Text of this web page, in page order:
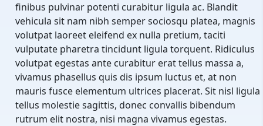
finibus pulvinar potenti curabitur ligula ac. Blandit
vehicula sit nam nibh semper sociosqu platea, magnis
volutpat laoreet eleifend ex nulla pretium, taciti
vulputate pharetra tincidunt ligula torquent. Ridiculus
volutpat egestas ante curabitur erat tellus massa a,
vivamus phasellus quis dis ipsum luctus et, at non
mauris fusce elementum ultrices placerat. Sit nisl ligula
tellus molestie sagittis, donec convallis bibendum
rutrum elit nostra, nisi magna vivamus egestas.